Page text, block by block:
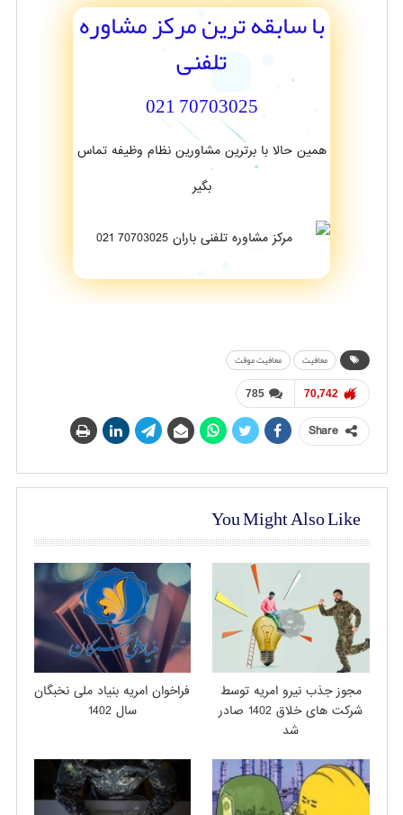
با سابقه ترین مرکز مشاوره
تلفنی
70703025 021
همین حالا با برترین مشاورین نظام وظیفه تماس
بگیر
معافیت معافیت موقت
785 70,742
Share
You Might Also Like
مجوز جذب نیرو امریه توسط
شرکت های خلاق 1402 صادر
شد
فراخوان امریه بنیاد ملی نخبگان
سال 1402